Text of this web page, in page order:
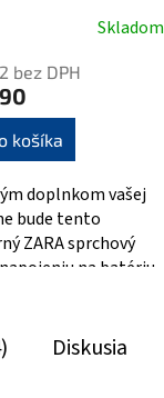
Skladom
bez DPH
košíka
doplnkom vašej
bude tento
ZARA sprchový
na batériu
Diskusia